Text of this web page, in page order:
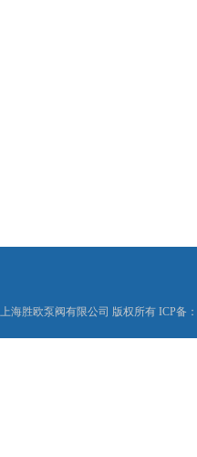
上海胜欧泵阀有限公司 版权所有 ICP备：